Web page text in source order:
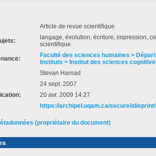
Article de revue scientifique
langage, évolution, écriture, impression,
scientifique
Faculté des sciences humaines >
Instituts > Institut des sciences
Stevan Harnad
24 sept. 2007
20 avr. 2009 14:27
https://archipel.uqam.ca/secure/id/
(propriétaire du document)